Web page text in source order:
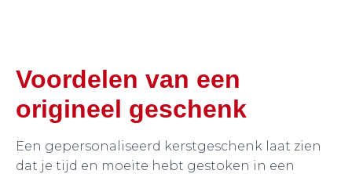
Voordelen van een
origineel geschenk
Een gepersonaliseerd kerstgeschenk laat zien
dat je tijd en moeite hebt gestoken in een